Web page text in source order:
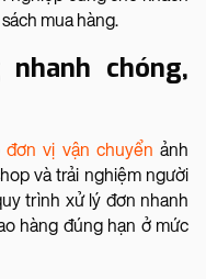
mua hàng.
chóng,
đơn vị vận chuyển ảnh
và trải nghiệm người
trình xử lý đơn nhanh
hàng đúng hạn ở mức